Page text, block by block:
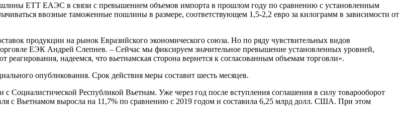
ЕТТ ЕАЭС в связи с превышением объемов импорта в прошлом году по сравнению с установленным
ввозные таможенные пошлины в размере, соответствующем 1,5-2,2 евро за килограмм в зависимости от
продукции на рынок Евразийского экономического союза. Но по ряду чувствительных видов
ЕЭК Андрей Слепнев. – Сейчас мы фиксируем значительное превышение установленных уровней,
реагирования, надеемся, что вьетнамская сторона вернется к согласованным объемам торговли».
опубликования. Срок действия меры составит шесть месяцев.
Социалистической Республикой Вьетнам. Уже через год после вступления соглашения в силу товарооборот
с Вьетнамом выросла на 11,7% по сравнению с 2019 годом и составила 6,25 млрд долл. США. При этом